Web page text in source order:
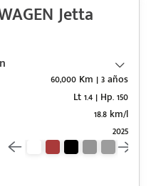
Jetta
60,000 Km | 3 años
Lt 1.4 | Hp. 150
18.8 km/l
2025